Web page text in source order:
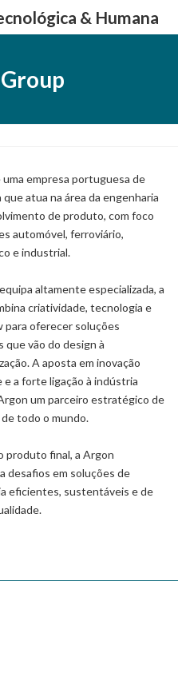
& Humana
empresa portuguesa de
atua na área da engenharia
de produto, com foco
automóvel, ferroviário,
e industrial.
altamente especializada, a
criatividade, tecnologia e
para oferecer soluções
que vão do design à
A aposta em inovação
a forte ligação à indústria
um parceiro estratégico de
todo o mundo.
produto final, a Argon
desafios em soluções de
eficientes, sustentáveis e de